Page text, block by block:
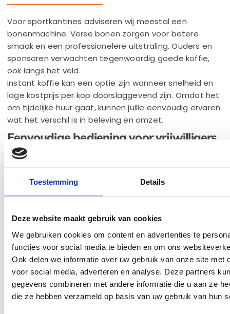
Toestemming Details
Deze website maakt gebruik van cookies
We gebruiken cookies om content en advertenties te
functies voor social media te bieden en om ons
Ook delen we informatie over uw gebruik van onze site met
voor social media, adverteren en analyse. Deze partners
gegevens combineren met andere informatie die u aan ze
die ze hebben verzameld op basis van uw gebruik van hun
Voor sportkantines adviseren wij meestal een
bonenmachine. Verse bonen zorgen voor betere
smaak en een professionelere uitstraling. Ouders en
sponsoren verwachten tegenwoordig goede koffie,
ook langs het veld.
Instant koffie kan een optie zijn wanneer snelheid en
lage kostprijs per kop doorslaggevend zijn. Omdat het
om tijdelijke huur gaat, kunnen jullie eenvoudig ervaren
wat het verschil is in beleving en omzet.
Eenvoudige bediening voor vrijwilligers
In de kantine werken vaak wisselende vrijwilligers, van
eenvoudig te bedienen zijn.
Onze machines:
hebben automatische spoel en
reinigingsprogramma’s
kunnen met watertank worden ingezet zonder
vaste wateraansluiting
Vooraf geven wij een korte uitleg. Binnen enkele
minuten kan iedere vrijwilliger zelfstandig koffie zetten.